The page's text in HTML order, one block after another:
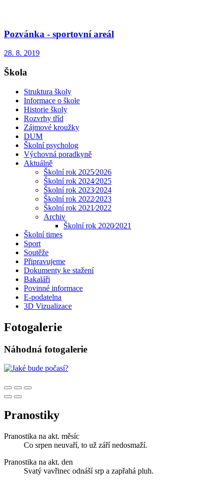
Pozvánka - sportovní areál
28. 8. 2019
Škola
Struktura školy
Informace o škole
Historie školy
Rozvrhy tříd
Zájmové kroužky
DUM
Školní psycholog
Výchovná poradkyně
Aktuálně
Školní rok 2025⁄2026
Školní rok 2024⁄2025
Školní rok 2023⁄2024
Školní rok 2022⁄2023
Školní rok 2021⁄2022
Archiv
Školní rok 2020⁄2021
Školní times
Sport
Soutěže
Připravujeme
Dokumenty ke stažení
Bakaláři
Povinné informace
E-podatelna
3D Vizualizace
Fotogalerie
Náhodná fotogalerie
Pranostiky
Pranostika na akt. měsíc
Co srpen neuvaří, to už září nedosmaží.
Pranostika na akt. den
Svatý vavřinec odnáší srp a zapřahá pluh.